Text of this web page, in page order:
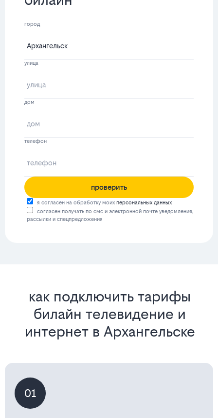
город
улица
дом
телефон
проверить
я согласен на обработку моих персональных данных
согласен получать по смс и электронной почте уведомления,
рассылки и спецпредложения
как подключить тарифы
билайн телевидение и
интернет в Архангельске
01